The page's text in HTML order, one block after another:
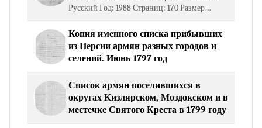
Русский Год: 1988 Страниц: 170 Размер
файла: 34 Мб Открыть книгу Скачать книгу
Копия именного списка прибывших
из Персии армян разных городов и
селений. Июнь 1797 год
Список армян поселившихся в
округах Кизлярском, Моздокском и в
местечке Святого Креста в 1799 году